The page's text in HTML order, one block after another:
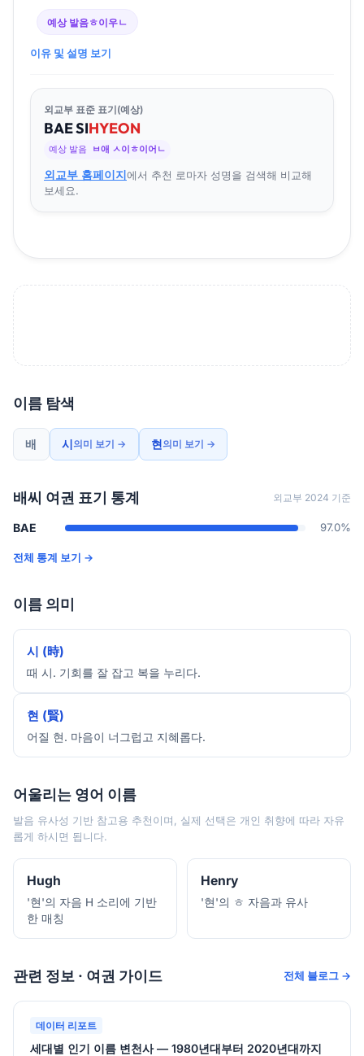
예상 발음ㅎ이우ㄴ
이유 및 설명 보기
외교부 표준 표기(예상)
BAESIHYEON
예상 발음 ㅂ애 ㅅ이ㅎ이어ㄴ
외교부 홈페이지에서 추천 로마자 성명을 검색해 비교해
보세요.
이름 탐색
배 시의미 보기 → 현의미 보기 →
배씨 여권 표기 통계 외교부 2024 기준
BAE 97.0%
전체 통계 보기 →
이름 의미
시 (時)
때 시. 기회를 잘 잡고 복을 누리다.
현 (賢)
어질 현. 마음이 너그럽고 지혜롭다.
어울리는 영어 이름
발음 유사성 기반 참고용 추천이며, 실제 선택은 개인 취향에 따라 자유
롭게 하시면 됩니다.
Hugh
'현'의 자음 H 소리에 기반
한 매칭
Henry
'현'의 ㅎ 자음과 유사
관련 정보 · 여권 가이드 전체 블로그 →
데이터 리포트
세대별 인기 이름 변천사 — 1980년대부터 2020년대까지